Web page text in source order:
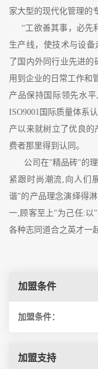
家大型的现代化管理的
“工欲善其事，必先
生产线，使技术与设
了国内外同行业先进
用到企业的日常工作和
产品保持国际领先水
ISO9001国际质量体系
产以来就树立了优良
费者那里得到认同。
公司在"精品砖"的理
紧跟时尚潮流,向人们
谐"的产品理念演绎得
一,顾客至上"为己任:以
各种志同道合之英才一
加盟条件
加盟条件：
加盟支持